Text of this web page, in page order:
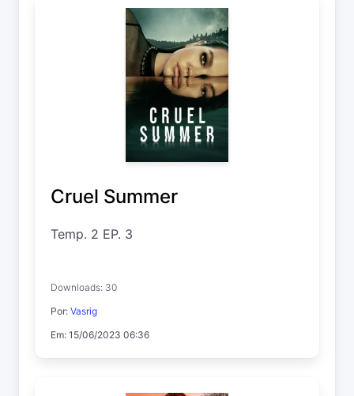
Cruel Summer
Temp. 2 EP. 3
Downloads: 30
Por: Vasrig
Em: 15/06/2023 06:36